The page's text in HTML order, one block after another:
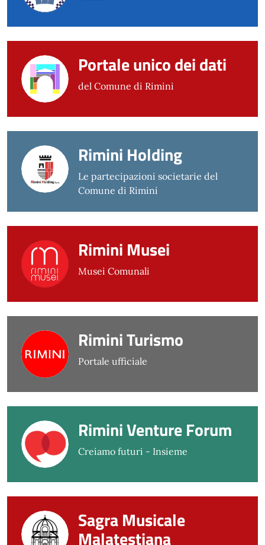
Portale unico dei dati
del Comune di Rimini
Rimini Holding
Le partecipazioni societarie del
Comune di Rimini
Rimini Musei
Musei Comunali
Rimini Turismo
Portale ufficiale
Rimini Venture Forum
Creiamo futuri - Insieme
Sagra Musicale
Malatestiana